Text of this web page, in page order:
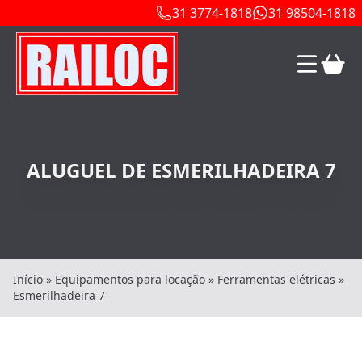
31 3774-1818 31 98504-1818
ALUGUEL DE ESMERILHADEIRA 7
Início » Equipamentos para locação » Ferramentas elétricas »
Esmerilhadeira 7